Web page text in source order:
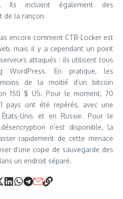
Ils incluent également des
de la rançon.
encore comment CTB-Locker est
mais il y a cependant un point
attaqués : ils utilisent tous
En pratique, les
de la moitié d’un bitcoin
150 $ US. Pour le moment, 70
pays ont été repérés, avec une
Unis et en Russie. Pour le
n’est disponible, la
rapidement de cette menace
d’une copie de sauvegarde des
un endroit séparé.